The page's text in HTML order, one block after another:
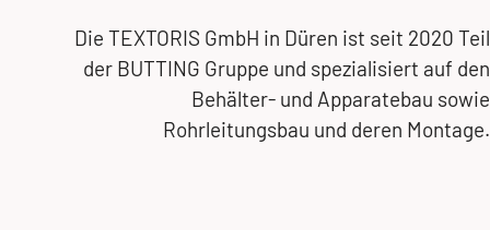
Die TEXTORIS GmbH in Düren ist seit 2020 Teil
der BUTTING Gruppe und spezialisiert auf den
Behälter- und Apparatebau sowie
Rohrleitungsbau und deren Montage.